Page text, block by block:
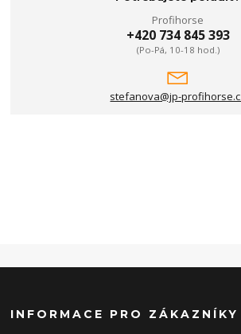
Profihorse
+420 734 845 393
(Po-Pá, 10-18 hod.)
stefanova@jp-
INFORMACE PRO ZÁKAZNÍKY